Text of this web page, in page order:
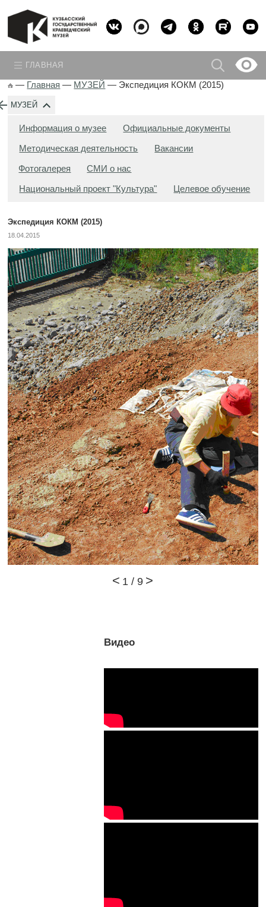
ГЛАВНАЯ
— Главная — МУЗЕЙ — Экспедиция КОКМ (2015)
МУЗЕЙ
Информация о музее Официальные документы
Методическая деятельность Вакансии
Фотогалерея СМИ о нас
Национальный проект "Культура" Целевое обучение
Экспедиция КОКМ (2015)
18.04.2015
1 /9
Видео